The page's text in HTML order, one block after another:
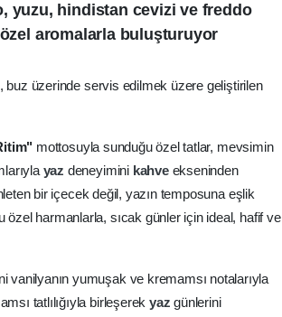
yuzu, hindistan cevizi ve freddo
aromalarla buluşturuyor
buz üzerinde servis edilmek üzere geliştirilen
mottosuyla sunduğu özel tatlar, mevsimin
yaz deneyimini kahve ekseninden
bir içecek değil, yazın temposuna eşlik
harmanlarla, sıcak günler için ideal, hafif ve
yumuşak ve kremamsı notalarıyla
tatlılığıyla birleşerek yazgünlerini